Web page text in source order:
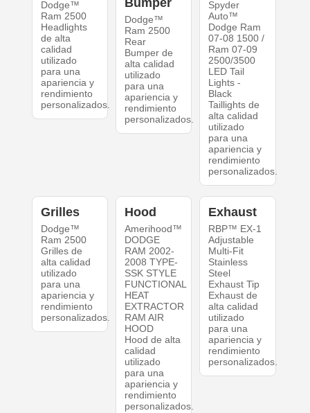
Dodge™
Ram 2500
Headlights
de alta
calidad
utilizado
para una
apariencia y
rendimiento
personalizados.
Bumper
Dodge™
Ram 2500
Rear
Bumper de
alta calidad
utilizado
para una
apariencia y
rendimiento
personalizados.
Spyder
Auto™
Dodge Ram
07-08 1500 /
Ram 07-09
2500/3500
LED Tail
Lights -
Black
Taillights de
alta calidad
utilizado
para una
apariencia y
rendimiento
personalizados.
Grilles
Dodge™
Ram 2500
Grilles de
alta calidad
utilizado
para una
apariencia y
rendimiento
personalizados.
Hood
Amerihood™
DODGE
RAM 2002-
2008 TYPE-
SSK STYLE
FUNCTIONAL
HEAT
EXTRACTOR
RAM AIR
HOOD
Hood de alta
calidad
utilizado
para una
apariencia y
rendimiento
personalizados.
Exhaust
RBP™ EX-1
Adjustable
Multi-Fit
Stainless
Steel
Exhaust Tip
Exhaust de
alta calidad
utilizado
para una
apariencia y
rendimiento
personalizados.